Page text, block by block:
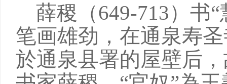
薛稷（649-713）书
笔画雄劲，在通泉寿
於通泉县署的屋壁后